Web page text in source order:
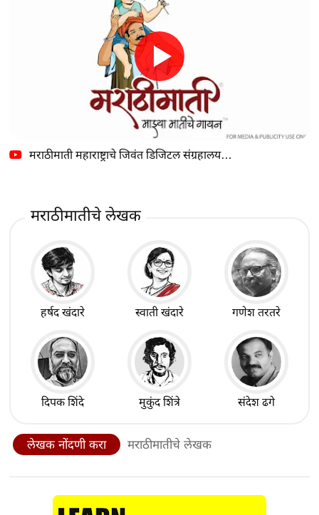
मराठीमाती महाराष्ट्राचे जिवंत डिजिटल संग्रहालय…
मराठीमातीचे लेखक
हर्षद खंदारे स्वाती खंदारे गणेश तरतरे
दिपक शिंदे मुकुंद शिंत्रे संदेश ढगे
लेखक नोंदणी करा मराठीमातीचे लेखक